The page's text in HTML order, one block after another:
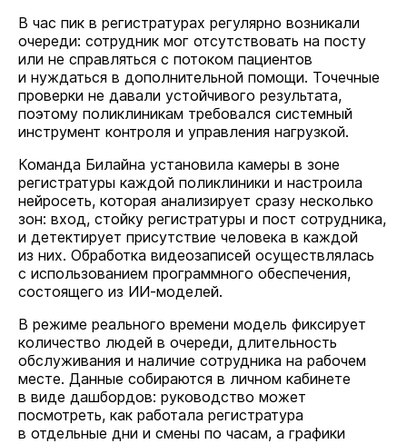
В час пик в регистратурах регулярно возникали
очереди: сотрудник мог отсутствовать на посту
или не справляться с потоком пациентов
и нуждаться в дополнительной помощи. Точечные
проверки не давали устойчивого результата,
поэтому поликлиникам требовался системный
инструмент контроля и управления нагрузкой.
Команда Билайна установила камеры в зоне
регистратуры каждой поликлиники и настроила
нейросеть, которая анализирует сразу несколько
зон: вход, стойку регистратуры и пост сотрудника,
и детектирует присутствие человека в каждой
из них. Обработка видеозаписей осуществлялась
с использованием программного обеспечения,
состоящего из ИИ-моделей.
В режиме реального времени модель фиксирует
количество людей в очереди, длительность
обслуживания и наличие сотрудника на рабочем
месте. Данные собираются в личном кабинете
в виде дашбордов: руководство может
посмотреть, как работала регистратура
в отдельные дни и смены по часам, а графики